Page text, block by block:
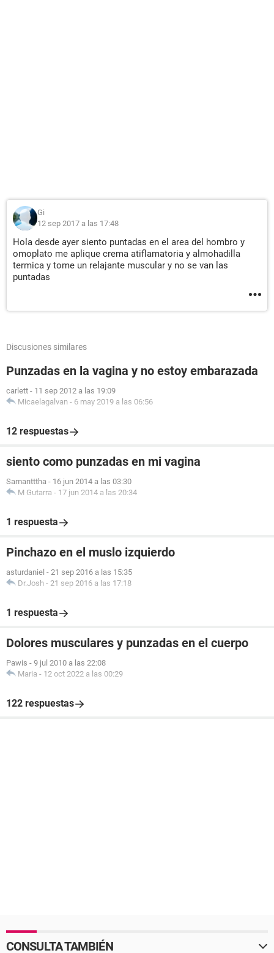
Gi
12 sep 2017 a las 17:48
Hola desde ayer siento puntadas en el area del hombro y
omoplato me aplique crema atiflamatoria y almohadilla
termica y tome un relajante muscular y no se van las
puntadas
Discusiones similares
Punzadas en la vagina y no estoy embarazada
carlett - 11 sep 2012 a las 19:09
Micaelagalvan - 6 may 2019 a las 06:56
12 respuestas
siento como punzadas en mi vagina
Samantttha - 16 jun 2014 a las 03:30
M Gutarra - 17 jun 2014 a las 20:34
1 respuesta
Pinchazo en el muslo izquierdo
asturdaniel - 21 sep 2016 a las 15:35
Dr.Josh - 21 sep 2016 a las 17:18
1 respuesta
Dolores musculares y punzadas en el cuerpo
Pawis - 9 jul 2010 a las 22:08
Maria - 12 oct 2022 a las 00:29
122 respuestas
CONSULTA TAMBIÉN